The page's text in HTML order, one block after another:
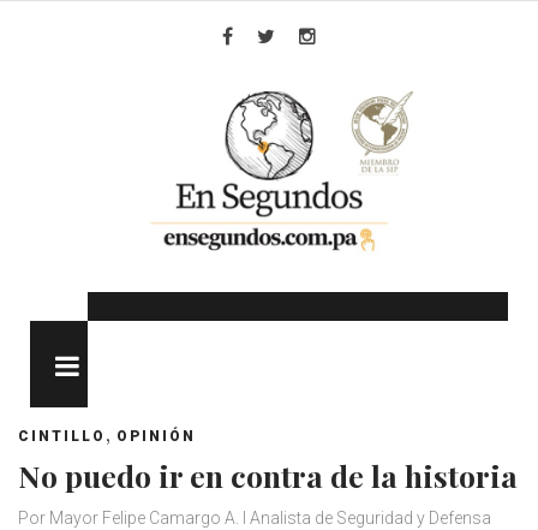
CINTILLO , OPINIÓN
No puedo ir en contra de la historia
Por Mayor Felipe Camargo A. I Analista de Seguridad y Defensa